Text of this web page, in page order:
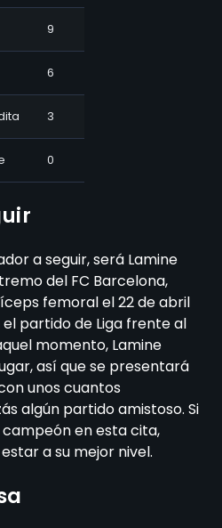
9
6
3
0
a seguir, será Lamine
del FC Barcelona,
femoral el 22 de abril
partido de Liga frente al
momento, Lamine
así que se presentará
unos cuantos
algún partido amistoso. Si
campeón en esta cita,
a su mejor nivel.